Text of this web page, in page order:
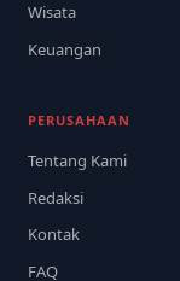
Wisata
Keuangan
PERUSAHAAN
Tentang Kami
Redaksi
Kontak
FAQ